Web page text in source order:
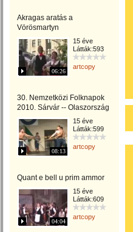
Akragas aratás a
Vörösmartyn
06:26
15 éve
Látták:593
artcopy
30. Nemzetközi Folknapok
2010. Sárvár -- Olaszország
08:13
15 éve
Látták:599
artcopy
Quant e bell u prim ammor
04:04
15 éve
Látták:609
artcopy